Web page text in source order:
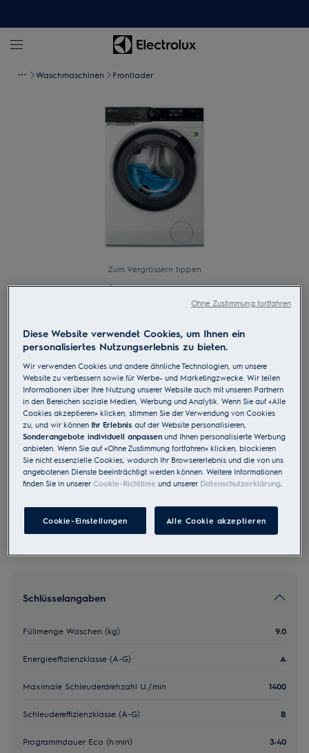
Waschmaschinen Frontlader
Zum Vergrössern tippen
Freistehende Waschmaschine A B 9
kg 1400 U/min
4.7 (35)
EU Produkt Fiche
CHF 2’335.00
UVP inkl. MwSt CHF (exkl. vRB)
Schlüsselangaben
Füllmenge Waschen (kg) 9.0
Energieeffizienzklasse (A-G) A
Maximale Schleuderdrehzahl U./min 1400
Schleudereffizienzklasse (A-G) B
Programmdauer Eco (h:min) 3:40
Diese Website verwendet Cookies, um Ihnen ein
personalisiertes Nutzungserlebnis zu bieten.
Wir verwenden Cookies und andere ähnliche Technologien, um unsere
Website zu verbessern sowie für Werbe- und Marketingzwecke. Wir teilen
Informationen über Ihre Nutzung unserer Website auch mit unseren Partnern
in den Bereichen soziale Medien, Werbung und Analytik. Wenn Sie auf «Alle
Cookies akzeptieren» klicken, stimmen Sie der Verwendung von Cookies
zu, und wir können Ihr Erlebnisauf der Website personalisieren,
Sonderangebote individuell anpassen und Ihnen personalisierte Werbung
anbieten. Wenn Sie auf «Ohne Zustimmung fortfahren» klicken, blockieren
Sie nicht essenzielle Cookies, wodurch Ihr Browsererlebnis und die von uns
angebotenen Dienste beeinträchtigt werden können. Weitere Informationen
finden Sie in unsererCookie-Richtlinie und unserer Datenschutzerklärung
Cookie-Einstellungen Alle Cookie akzeptieren
Ohne Zustimmung fortfahren